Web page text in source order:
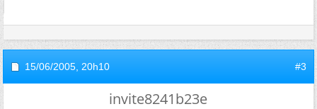
15/06/2005, 20h10 #3
invite8241b23e